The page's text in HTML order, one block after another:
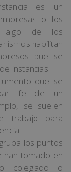
es un
o los
algo de los
habilitan
que se
instancias.
que se
fe de un
se suelen
trabajo para
los puntos
han tomado en
colegiado o